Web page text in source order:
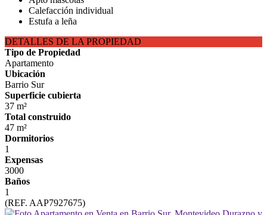
Calefacción individual
Estufa a leña
DETALLES DE LA PROPIEDAD
Tipo de Propiedad
Apartamento
Ubicación
Barrio Sur
Superficie cubierta
37 m²
Total construido
47 m²
Dormitorios
1
Expensas
3000
Baños
1
(REF. AAP7927675)